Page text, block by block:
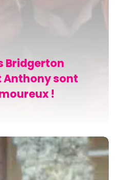
Bridgerton
Anthony sont
!